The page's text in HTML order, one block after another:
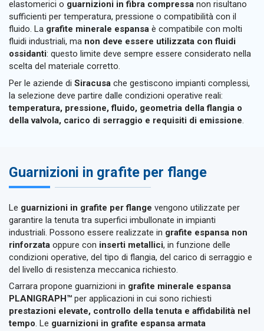
elastomerici o guarnizioni in fibra compressa non risultano
sufficienti per temperatura, pressione o compatibilità con il
fluido. La grafite minerale espansa è compatibile con molti
fluidi industriali, ma non deve essere utilizzata con fluidi
ossidanti: questo limite deve sempre essere considerato nella
scelta del materiale corretto.
Per le aziende di Siracusa che gestiscono impianti complessi,
la selezione deve partire dalle condizioni operative reali:
temperatura, pressione, fluido, geometria della flangia o
della valvola, carico di serraggio e requisiti di emissione.
Guarnizioni in grafite per flange
Le guarnizioni in grafite per flange vengono utilizzate per
garantire la tenuta tra superfici imbullonate in impianti
industriali. Possono essere realizzate in grafite espansa non
rinforzata oppure con inserti metallici, in funzione delle
condizioni operative, del tipo di flangia, del carico di serraggio e
del livello di resistenza meccanica richiesto.
Carrara propone guarnizioni in grafite minerale espansa
PLANIGRAPH™ per applicazioni in cui sono richiesti
prestazioni elevate, controllo della tenuta e affidabilità nel
tempo. Le guarnizioni in grafite espansa armata